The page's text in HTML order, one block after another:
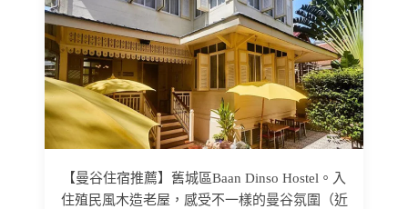
【曼谷住宿推薦】舊城區Baan Dinso Hostel。入
住殖民風木造老屋，感受不一樣的曼谷氛圍（近